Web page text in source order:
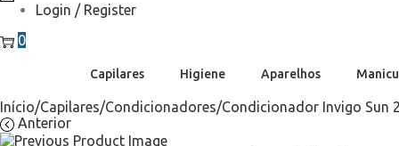
Login / Register
0
Capilares Higiene Aparelhos
Início/Capilares/Condicionadores/Condicionador Invigo Sun
Anterior